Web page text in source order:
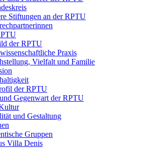
Stiftungen an der RPTU
der RPTU
Praxis
Vielfalt und Familie
der RPTU
Gegenwart der RPTU
und Gestaltung
Gruppen
Villa Denis